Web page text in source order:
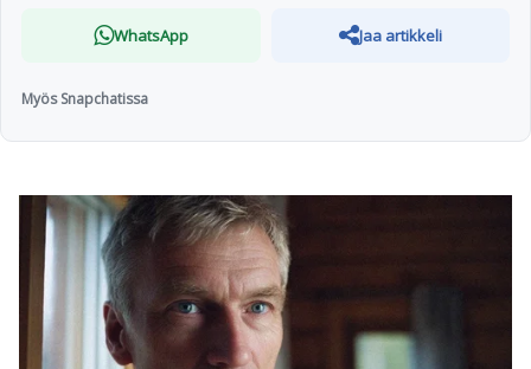
WhatsApp Jaa artikkeli
Myös Snapchatissa